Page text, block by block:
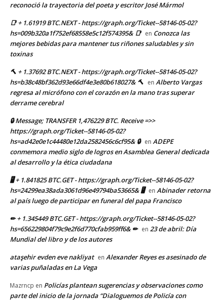
reconoció la trayectoria del poeta y escritor José Mármol
📑 + 1.61919 BTC.NEXT - https://graph.org/Ticket--58146-05-02?
hs=009b320a1f752ef68558e5c12f574395& 📑 en Conozca las
mejores bebidas para mantener tus riñones saludables y sin
toxinas
🔨 + 1.37692 BTC.NEXT - https://graph.org/Ticket--58146-05-02?
hs=b38c48bf362d93e66df4e3e80b618027& 🔨 en Alberto Vargas
regresa al micrófono con el corazón en la mano tras superar
derrame cerebral
🔒 Message; TRANSFER 1,476229 BTC. Receive =>>
https://graph.org/Ticket--58146-05-02?
hs=ad42e0e1c44480e12da2582456c6cf95& 🔒 en ADEPE
conmemora medio siglo de logros en Asamblea General dedicada
al desarrollo y la ética ciudadana
🖥 + 1.841825 BTC.GET - https://graph.org/Ticket--58146-05-02?
hs=24299ea38ada3061d96e49794ba53665& 🖥 en Abinader retorna
al país luego de participar en funeral del papa Francisco
✏ + 1.345449 BTC.GET - https://graph.org/Ticket--58146-05-02?
hs=656229804f79c9e2f6d770cfab959ff6& ✏ en 23 de abril: Día
Mundial del libro y de los autores
ataşehir evden eve nakliyat en Alexander Reyes es asesinado de
varias puñaladas en La Vega
Mazrncp en Policías plantean sugerencias y observaciones como
parte del inicio de la jornada “Dialoguemos de Policía con